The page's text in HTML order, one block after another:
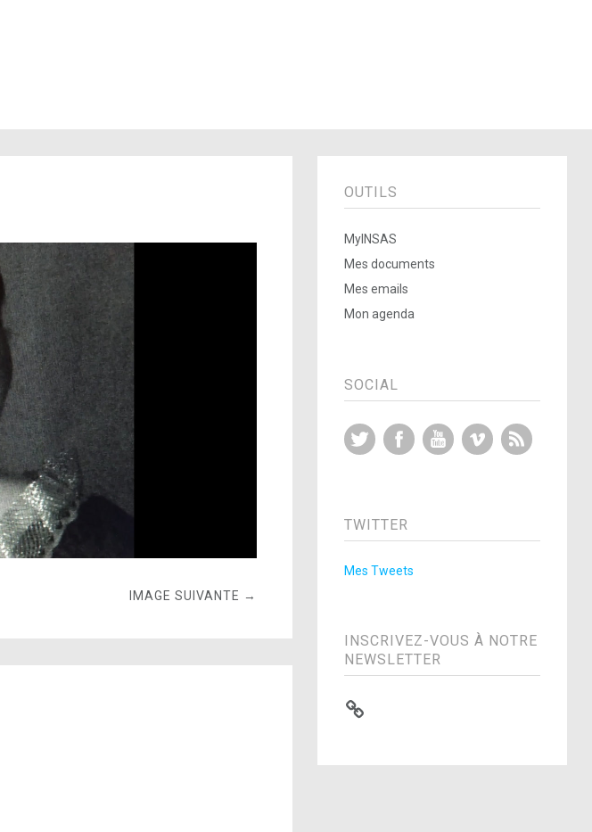
IMAGE SUIVANTE →
OUTILS
MyINSAS
Mes documents
Mes emails
Mon agenda
SOCIAL
Twitter FacebookYouTubeVimeo
TWITTER
Mes Tweets
INSCRIVEZ-VOUS À NOTRE
NEWSLETTER